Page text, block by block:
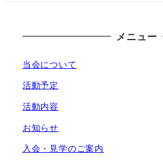
ジ
送
り
メニュー
当会について
活動予定
活動内容
お知らせ
入会・見学のご案内